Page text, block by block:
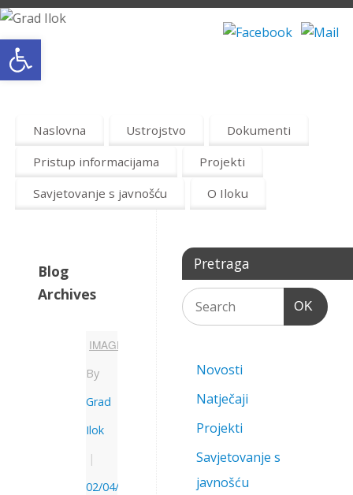
Naslovna Ustrojstvo Dokumenti
Pristup informacijama Projekti
Savjetovanje s javnošću O Iloku
Blog
Archives
IMAGE
By
Grad
Ilok
|
02/04/2026
Pretraga
OK
Novosti
Natječaji
Projekti
Savjetovanje s
javnošću
Open toolbar